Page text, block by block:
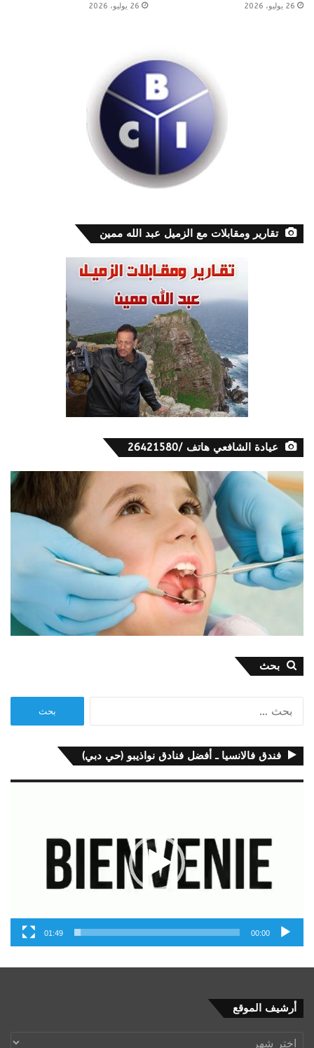
26 يوليو، 2026 26 يوليو، 2026
تقارير ومقابلات مع الزميل عبد الله ممين
عيادة الشافعي هاتف /26421580
بحث
فندق فالانسيا ـ أفضل فنادق نواذيبو (حي دبي)
مشغل
00:00
01:49
أرشيف الموقع
أرشيف
الموقع